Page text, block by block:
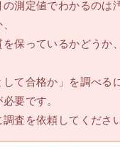
の測定値でわかるのは
を保っているかどうか
して合格か」を調べる
要です。
査を依頼してくださ